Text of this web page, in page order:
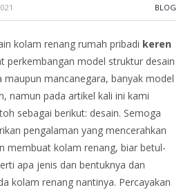
BLOG
kolam renang rumah pribadi keren
perkembangan model struktur desain
mancanegara, banyak model
namun pada artikel kali ini kami
sebagai berikut: desain. Semoga
pengalaman yang mencerahkan
membuat kolam renang, biar betul-
apa jenis dan bentuknya dan
kolam renang nantinya. Percayakan